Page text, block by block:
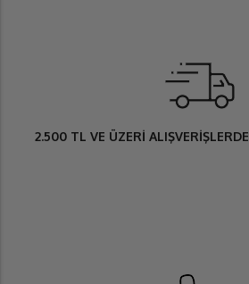
2.500 TL VE ÜZERİ ALIŞVERİŞLERDE